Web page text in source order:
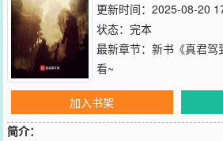
更新时间：2025-08-20
状态：完本
最新章节： 新书《真君驾
看~
加入书架
简介：